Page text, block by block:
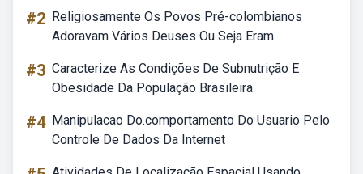
#2 Religiosamente Os Povos Pré-colombianos
Adoravam Vários Deuses Ou Seja Eram
#3 Caracterize As Condições De Subnutrição E
Obesidade Da População Brasileira
#4 Manipulacao Do.comportamento Do Usuario Pelo
Controle De Dados Da Internet